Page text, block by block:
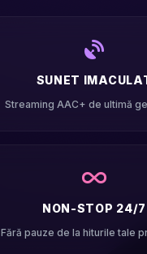
SUNET
Streaming AAC+ de ultimă
NON-STOP 24/7
Fără pauze de la hiturile tale